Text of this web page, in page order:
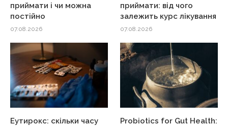
приймати і чи можна
постійно
07.08.2026
приймати: від чого
залежить курс лікування
07.08.2026
Еутирокс: скільки часу
Probiotics for Gut Health: